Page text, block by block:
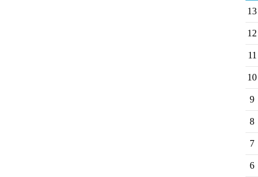
13
12
11
10
9
8
7
6